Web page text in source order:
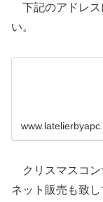
下記のアドレ
い。
クリスマスコ
ネット販売も致